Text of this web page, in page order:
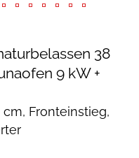
38
9 kW +
cm, Fronteinstieg,